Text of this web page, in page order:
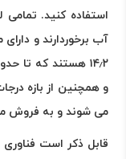
۱۴٫۲ هستند که
می شوند و به فروش
قابل ذکر است فناوری